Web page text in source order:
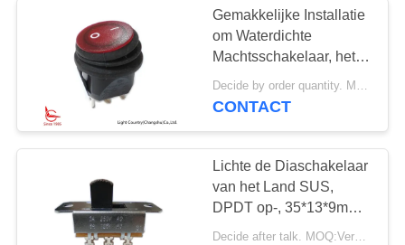
Gemakkelijke Installatie
om Waterdichte
Machtsschakelaar, het
levenscycli van φ 20mm,
met Rood licht,
Decide by order quantity. MOQ:1000PCS
CONTACT
Lichte de Diaschakelaar
van het Land SUS,
DPDT op-, 35*13*9mm,
UL, 3A 250V AC
Decide after talk. MOQ:Verhandelbaar